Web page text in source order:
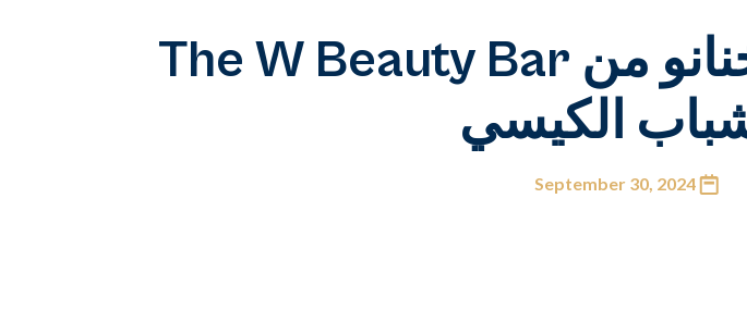
لماذا اعتمدت هيلين خنانو من The W Beauty Bar
الكيسي
September 30, 2024